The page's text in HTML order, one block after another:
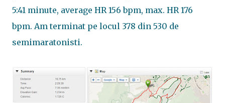
5:41 minute, average HR 156 bpm, max. HR 176
bpm. Am terminat pe locul 378 din 530 de
semimaratonisti.